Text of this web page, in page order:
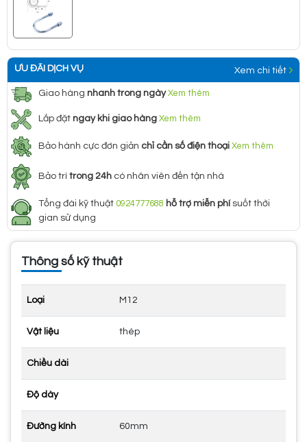
ƯU ĐÃI DỊCH VỤ Xem chi tiết
Giao hàng nhanh trong ngày Xem thêm
Lắp đặt ngay khi giao hàng Xem thêm
Bảo hành cực đơn giản chỉ cần số điện thoại Xem thêm
Bảo trì trong 24h có nhân viên đến tận nhà
Tổng đài kỹ thuật 0924777688 hỗ trợ miễn phí suốt thời
gian sử dụng
Thông số kỹ thuật
Loại M12
Vật liệu thép
Chiều dài
Độ dày
Đường kính 60mm